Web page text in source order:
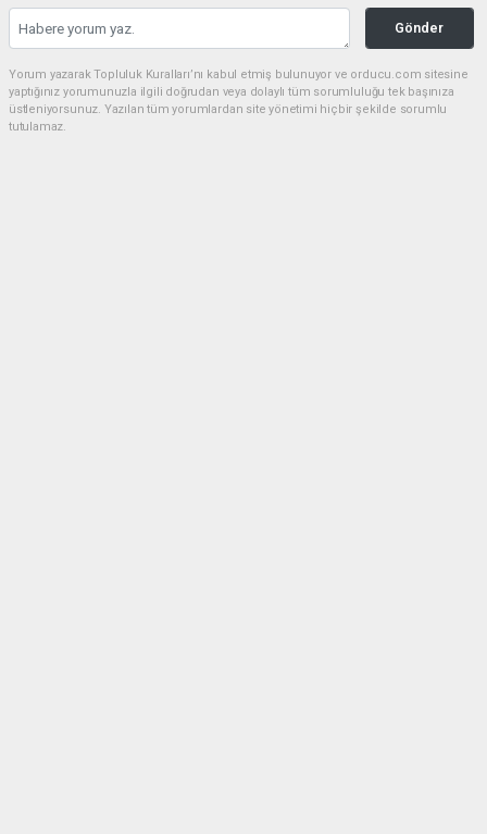
Gönder
Yorum yazarak Topluluk Kuralları’nı kabul etmiş bulunuyor ve orducu.com sitesine
yaptığınız yorumunuzla ilgili doğrudan veya dolaylı tüm sorumluluğu tek başınıza
üstleniyorsunuz. Yazılan tüm yorumlardan site yönetimi hiçbir şekilde sorumlu
tutulamaz.